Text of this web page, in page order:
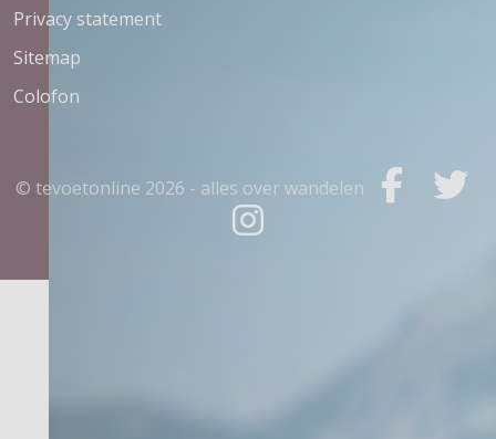
Privacy statement
Sitemap
Colofon
© tevoetonline 2026 - alles over wandelen